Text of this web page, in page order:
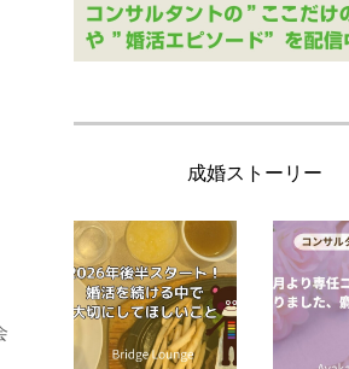
成婚ストーリー